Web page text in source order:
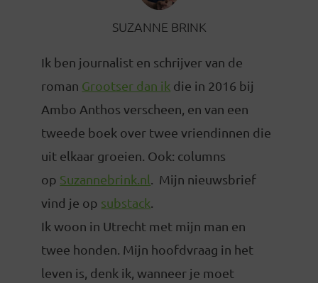
SUZANNE BRINK
Ik ben journalist en schrijver van de
roman Grootser dan ik die in 2016 bij
Ambo Anthos verscheen, en van een
tweede boek over twee vriendinnen die
uit elkaar groeien. Ook: columns
op Suzannebrink.nl. Mijn nieuwsbrief
vind je op substack.
Ik woon in Utrecht met mijn man en
twee honden. Mijn hoofdvraag in het
leven is, denk ik, wanneer je moet